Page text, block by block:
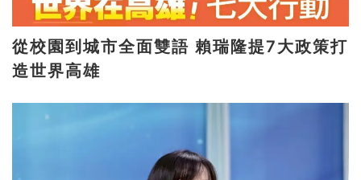
從校園到城市全面雙語 賴瑞隆提7大政策打
造世界高雄